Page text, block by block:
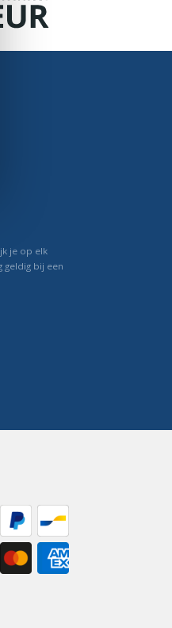
je op elk
geldig bij een